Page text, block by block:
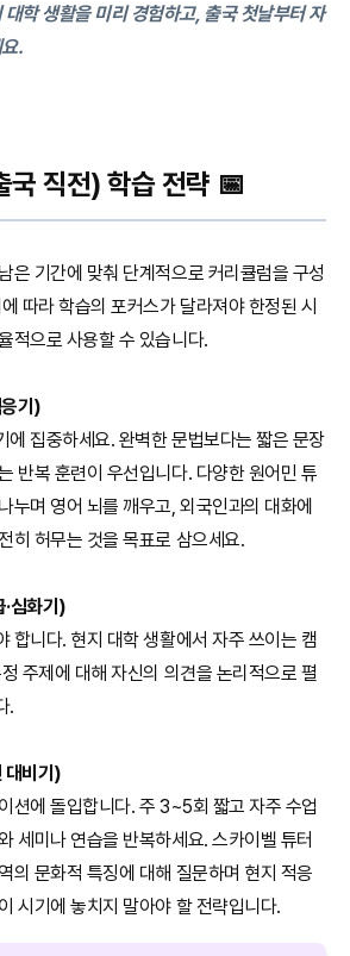
학 생활을 미리 경험하고, 출국 첫날부터 자
.
국 직전) 학습 전략 📅
은 기간에 맞춰 단계적으로 커리큘럼을 구성
따라 학습의 포커스가 달라져야 한정된 시
적으로 사용할 수 있습니다.
기)
에 집중하세요. 완벽한 문법보다는 짧은 문장
반복 훈련이 우선입니다. 다양한 원어민 튜
누며 영어 뇌를 깨우고, 외국인과의 대화에
히 허무는 것을 목표로 삼으세요.
심화기)
합니다. 현지 대학 생활에서 자주 쓰이는 캠
주제에 대해 자신의 의견을 논리적으로 펼
.
대비기)
션에 돌입합니다. 주 3~5회 짧고 자주 수업
세미나 연습을 반복하세요. 스카이벨 튜터
의 문화적 특징에 대해 질문하며 현지 적응
시기에 놓치지 말아야 할 전략입니다.